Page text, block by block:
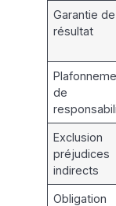
Garantie de
résultat
de
Exclusion
préjudices
indirects
Obligation